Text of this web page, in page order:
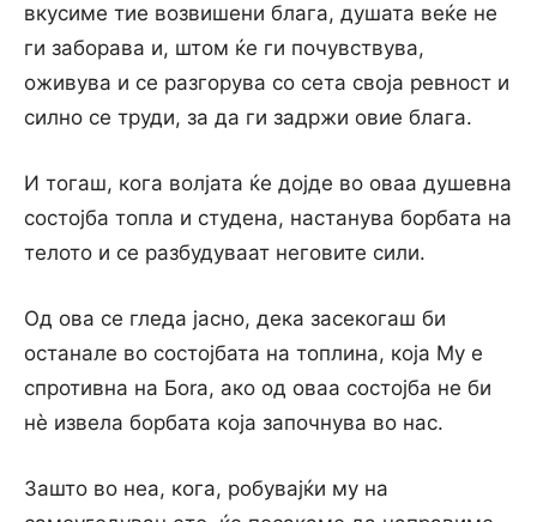
вкусиме тие возвишени блага, душата веќе не
ги заборава и, штом ќе ги почувствува,
оживува и се разгорува co сета своја ревност и
силно се труди, за да ги задржи овие блага.
И тогаш, кога волјата ќе дојде во оваа душевна
состојба топла и студена, настанува борбата на
телото и се разбудуваат неговите сили.
Од ова се гледа јасно, дека засекогаш би
останале во состојбата на топлина, која My e
спротивна на Бora, ако од оваа состојба не би
нѐ извела борбата која започнува во нас.
Зашто во неа, кога, робувајќи му на